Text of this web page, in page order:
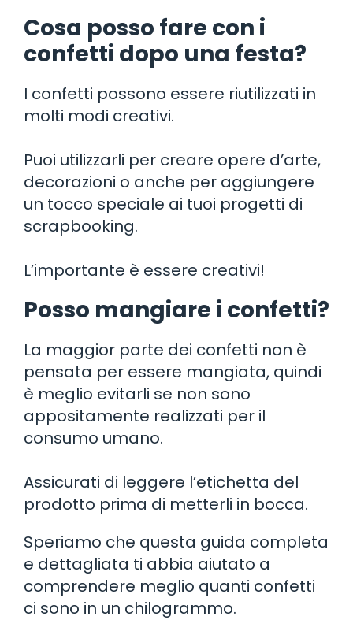
Cosa posso fare con i
confetti dopo una festa?
I confetti possono essere riutilizzati in
molti modi creativi.
Puoi utilizzarli per creare opere d’arte,
decorazioni o anche per aggiungere
un tocco speciale ai tuoi progetti di
scrapbooking.
L’importante è essere creativi!
Posso mangiare i confetti?
La maggior parte dei confetti non è
pensata per essere mangiata, quindi
è meglio evitarli se non sono
appositamente realizzati per il
consumo umano.
Assicurati di leggere l’etichetta del
prodotto prima di metterli in bocca.
Speriamo che questa guida completa
e dettagliata ti abbia aiutato a
comprendere meglio quanti confetti
ci sono in un chilogrammo.